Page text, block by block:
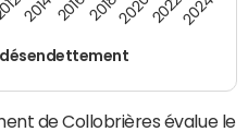
201420162018202020222024
de Collobrières évalue le